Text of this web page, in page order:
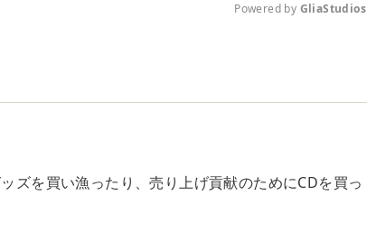
t
Powered by GliaStudios
ズを買い漁ったり、売り上げ貢献のためにCDを買っ